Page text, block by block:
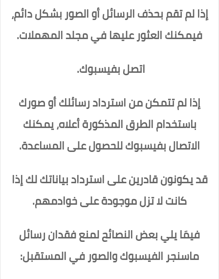
إذا لم تقم بحذف الرسائل أو الصور بشكل دائم،
فيمكنك العثور عليها في مجلد المهملات.
اتصل بفيسبوك.
إذا لم تتمكن من استرداد رسائلك أو صورك
باستخدام الطرق المذكورة أعلاه، يمكنك
الاتصال بفيسبوك للحصول على المساعدة.
قد يكونون قادرين على استرداد بياناتك لك إذا
كانت لا تزل موجودة على خوادمهم.
فيمَا يلي بعض النصائح لمنع فقدان رسائل
ماسنجر الفيسبوك والصور في المستقبل: